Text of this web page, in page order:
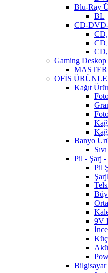
Blu-Ray
BL
CD-DVD-
Gaming Deskop
OFİS
Kağıt
Banyo
Pil - Şarj -
Pil
9V
Bilgisayar